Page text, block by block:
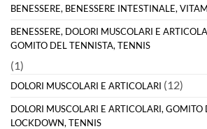
BENESSERE, BENESSERE INTESTINALE,
BENESSERE, DOLORI MUSCOLARI E
GOMITO DEL TENNISTA, TENNIS
(1)
DOLORI MUSCOLARI E ARTICOLARI (12)
DOLORI MUSCOLARI E ARTICOLARI, GOMITO
LOCKDOWN, TENNIS